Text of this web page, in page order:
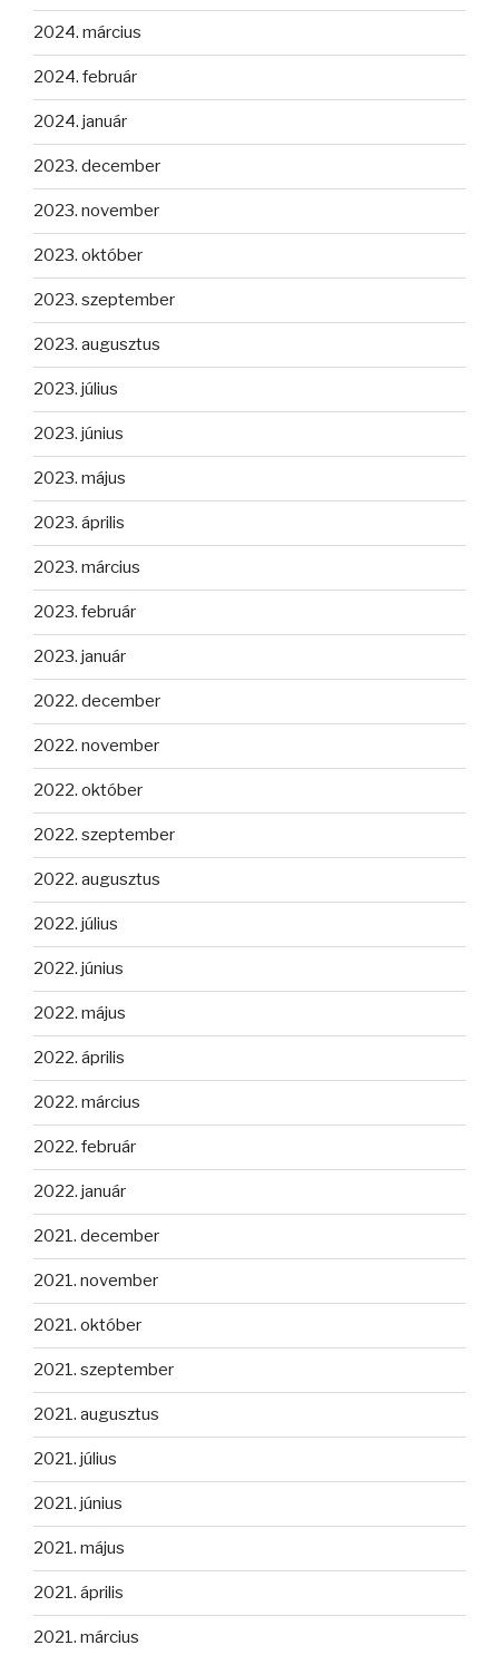
2024. március
2024. február
2024. január
2023. december
2023. november
2023. október
2023. szeptember
2023. augusztus
2023. július
2023. június
2023. május
2023. április
2023. március
2023. február
2023. január
2022. december
2022. november
2022. október
2022. szeptember
2022. augusztus
2022. július
2022. június
2022. május
2022. április
2022. március
2022. február
2022. január
2021. december
2021. november
2021. október
2021. szeptember
2021. augusztus
2021. július
2021. június
2021. május
2021. április
2021. március